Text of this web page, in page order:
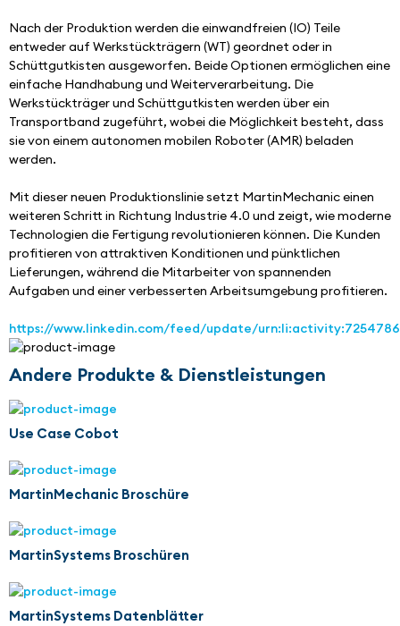
Nach der Produktion werden die einwandfreien (IO) Teile
entweder auf Werkstückträgern (WT) geordnet oder in
Schüttgutkisten ausgeworfen. Beide Optionen ermöglichen eine
einfache Handhabung und Weiterverarbeitung. Die
Werkstückträger und Schüttgutkisten werden über ein
Transportband zugeführt, wobei die Möglichkeit besteht, dass
sie von einem autonomen mobilen Roboter (AMR) beladen
werden.
Mit dieser neuen Produktionslinie setzt MartinMechanic einen
weiteren Schritt in Richtung Industrie 4.0 und zeigt, wie moderne
Technologien die Fertigung revolutionieren können. Die Kunden
profitieren von attraktiven Konditionen und pünktlichen
Lieferungen, während die Mitarbeiter von spannenden
Aufgaben und einer verbesserten Arbeitsumgebung profitieren.
https://www.linkedin.com/feed/update/
Andere Produkte & Dienstleistungen
Use Case Cobot
MartinMechanic Broschüre
MartinSystems Broschüren
MartinSystems Datenblätter